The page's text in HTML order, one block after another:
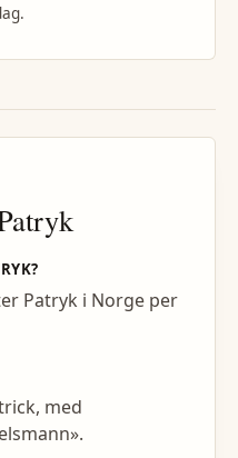
?
Patryk i Norge per
med